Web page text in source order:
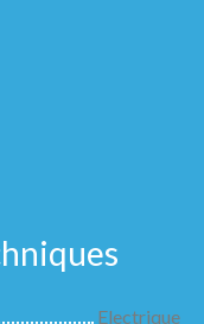
Electrique